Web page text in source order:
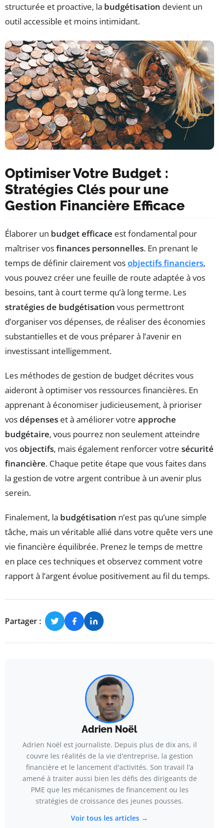
structurée et proactive, la budgétisation devient un
outil accessible et moins intimidant.
Optimiser Votre Budget :
Stratégies Clés pour une
Gestion Financière Efficace
Élaborer un budget efficace est fondamental pour
maîtriser vosfinances personnelles. En prenant le
temps de définir clairement vosobjectifs financiers,
vous pouvez créer une feuille de route adaptée à vos
besoins, tant à court terme qu’à long terme. Les
stratégies de budgétisation vous permettront
d’organiser vos dépenses, de réaliser des économies
substantielles et de vous préparer à l’avenir en
investissant intelligemment.
Les méthodes de gestion de budget décrites vous
aideront à optimiser vos ressources financières. En
apprenant à économiser judicieusement, à prioriser
vosdépenses et à améliorer votre approche
budgétaire, vous pourrez non seulement atteindre
vosobjectifs, mais également renforcer votre sécurité
financière. Chaque petite étape que vous faites dans
la gestion de votre argent contribue à un avenir plus
serein.
Finalement, la budgétisation n’est pas qu’une simple
tâche, mais un véritable allié dans votre quête vers une
vie financière équilibrée. Prenez le temps de mettre
en place ces techniques et observez comment votre
rapport à l’argent évolue positivement au fil du temps.
Partager :
Adrien Noël
Adrien Noël est journaliste. Depuis plus de dix ans, il
couvre les réalités de la vie d'entreprise, la gestion
financière et le lancement d'activités. Son travail l’a
amené à traiter aussi bien les défis des dirigeants de
PME que les mécanismes de financement ou les
stratégies de croissance des jeunes pousses.
Voir tous les articles →